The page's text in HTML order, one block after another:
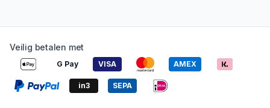
Veilig betalen met
G Pay VISA AMEX
in3 SEPA